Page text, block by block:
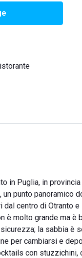
in Puglia, in
punto panoramico
centro di Otranto
è molto grande ma
la sabbia è
per cambiarsi e
con